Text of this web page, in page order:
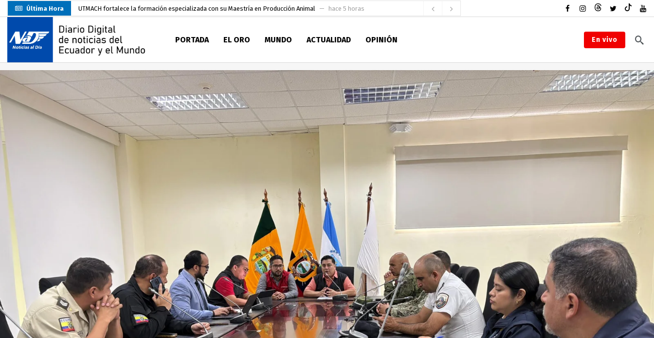
Última Hora Unidad Popular confirma acuerdo político con RC, socialismo y Lista 70 en Pichincha y varias provincias
Delegación de El Oro fiscaliza propaganda electoral
Gobierno Estudiantil Ugartino 2026-2027, fue posesionado hace 11 horas
Prefecto Clemente Bravo Inauguró Centro de Acopio Casa del Pescador Artesanal Orense
Carlos Rodríguez presentó documentación certificada para su inscripción a la alcaldía de Machala hace 1 día
hace 2 días
Carlos Rodríguez inscribe su candidatura a la alcaldía de Machala hace 2 días
Carlos Carrión Figueroa, Premio Nacional de Literatura Eugenio Espejo hace 2 días
Nuevo Santa Rosa Sporting Club inicia su camino en la Serie A del Fútbol Femenino Nacional 2026 hace 3 horas
PORTADA EL ORO MUNDO ACTUALIDAD OPINIÓN En vivo